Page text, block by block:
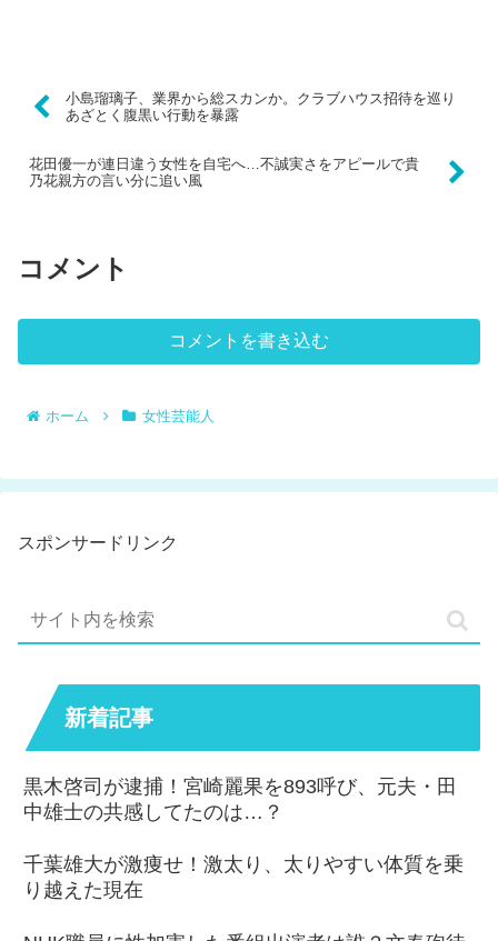
小島瑠璃子、業界から総スカンか。クラブハウス招待を巡り
あざとく腹黒い行動を暴露
花田優一が連日違う女性を自宅へ…不誠実さをアピールで貴
乃花親方の言い分に追い風
コメント
コメントを書き込む
ホーム 女性芸能人
スポンサードリンク
新着記事
黒木啓司が逮捕！宮崎麗果を893呼び、元夫・田
中雄士の共感してたのは…？
千葉雄大が激痩せ！激太り、太りやすい体質を乗
り越えた現在